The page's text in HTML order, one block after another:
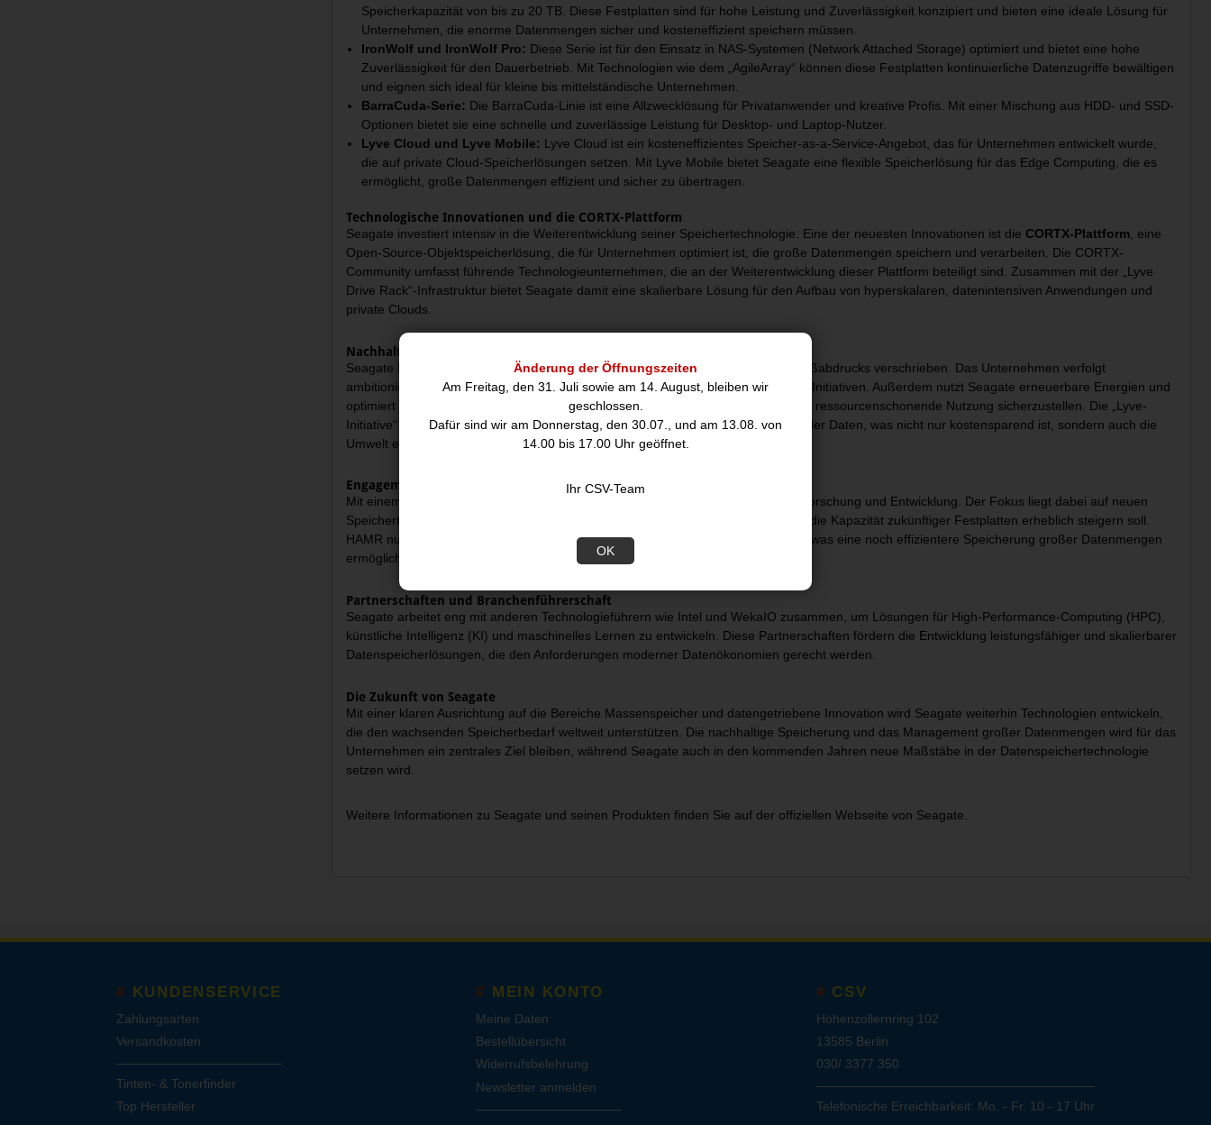
Änderung der Öffnungszeiten
Am Freitag, den 31. Juli sowie am 14. August, bleiben wir
geschlossen.
Dafür sind wir am Donnerstag, den 30.07., und am 13.08. von
14.00 bis 17.00 Uhr geöffnet.
Ihr CSV-Team
OK
Speicherkapazität von bis zu 20 TB. Diese Festplatten sind für hohe Leistung und Zuverlässigkeit konzipiert und bieten eine ideale Lösung für
Unternehmen, die enorme Datenmengen sicher und kosteneffizient speichern müssen.
IronWolf und IronWolf Pro: Diese Serie ist für den Einsatz in NAS-Systemen (Network Attached Storage) optimiert und bietet eine hohe
Zuverlässigkeit für den Dauerbetrieb. Mit Technologien wie dem „AgileArray“ können diese Festplatten kontinuierliche Datenzugriffe bewältigen
und eignen sich ideal für kleine bis mittelständische Unternehmen.
BarraCuda-Serie: Die BarraCuda-Linie ist eine Allzwecklösung für Privatanwender und kreative Profis. Mit einer Mischung aus HDD- und SSD-
Optionen bietet sie eine schnelle und zuverlässige Leistung für Desktop- und Laptop-Nutzer.
Lyve Cloud und Lyve Mobile: Lyve Cloud ist ein kosteneffizientes Speicher-as-a-Service-Angebot, das für Unternehmen entwickelt wurde,
die auf private Cloud-Speicherlösungen setzen. Mit Lyve Mobile bietet Seagate eine flexible Speicherlösung für das Edge Computing, die es
ermöglicht, große Datenmengen effizient und sicher zu übertragen.
Technologische Innovationen und die CORTX-Plattform
Seagate investiert intensiv in die Weiterentwicklung seiner Speichertechnologie. Eine der neuesten Innovationen ist die CORTX-Plattform, eine
Open-Source-Objektspeicherlösung, die für Unternehmen optimiert ist, die große Datenmengen speichern und verarbeiten. Die CORTX-
Community umfasst führende Technologieunternehmen, die an der Weiterentwicklung dieser Plattform beteiligt sind. Zusammen mit der „Lyve
Drive Rack“-Infrastruktur bietet Seagate damit eine skalierbare Lösung für den Aufbau von hyperskalaren, datenintensiven Anwendungen und
private Clouds.
Nachhaltigkeit und Umweltverantwortung
Seagate hat sich der Nachhaltigkeit und der Reduzierung seines ökologischen Fußabdrucks verschrieben. Das Unternehmen verfolgt
ambitionierte Ziele zur Reduzierung von CO₂-Emissionen und setzt auf Recycling-Initiativen. Außerdem nutzt Seagate erneuerbare Energien und
optimiert seine Produkte für einen möglichst niedrigen Energieverbrauch, um eine ressourcenschonende Nutzung sicherzustellen. Die „Lyve-
Initiative“ fördert zudem die langfristige Speicherung und Wiederverwertung digitaler Daten, was nicht nur kostensparend ist, sondern auch die
Umwelt entlastet.
Engagement in Forschung und Entwicklung
Mit einem Fokus auf Innovation und Qualität investiert Seagate kontinuierlich in Forschung und Entwicklung. Der Fokus liegt dabei auf neuen
Speichertechnologien wie dem „Heat Assisted Magnetic Recording“ (HAMR), das die Kapazität zukünftiger Festplatten erheblich steigern soll.
HAMR nutzt Wärmeenergie, um die Datendichte pro Speichereinheit zu erhöhen, was eine noch effizientere Speicherung großer Datenmengen
ermöglicht.
Partnerschaften und Branchenführerschaft
Seagate arbeitet eng mit anderen Technologieführern wie Intel und WekaIO zusammen, um Lösungen für High-Performance-Computing (HPC),
künstliche Intelligenz (KI) und maschinelles Lernen zu entwickeln. Diese Partnerschaften fördern die Entwicklung leistungsfähiger und skalierbarer
Datenspeicherlösungen, die den Anforderungen moderner Datenökonomien gerecht werden.
Die Zukunft von Seagate
Mit einer klaren Ausrichtung auf die Bereiche Massenspeicher und datengetriebene Innovation wird Seagate weiterhin Technologien entwickeln,
die den wachsenden Speicherbedarf weltweit unterstützen. Die nachhaltige Speicherung und das Management großer Datenmengen wird für das
Unternehmen ein zentrales Ziel bleiben, während Seagate auch in den kommenden Jahren neue Maßstäbe in der Datenspeichertechnologie
setzen wird.
Weitere Informationen zu Seagate und seinen Produkten finden Sie auf der offiziellen Webseite von Seagate
KUNDENSERVICE
Zahlungsarten
Versandkosten
Tinten- & Tonerfinder
Top Hersteller
MEIN KONTO
Meine Daten
Bestellübersicht
Widerrufsbelehrung
Newsletter anmelden
CSV
Hohenzollernring 102
13585 Berlin
030/ 3377 350
Telefonische Erreichbarkeit: Mo. - Fr. 10 - 17 Uhr